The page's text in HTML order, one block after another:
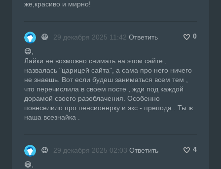
же,красиво и мирно!
😃 29 декабря 2025 11:42 Ответить
0
😉
Лайки не возможно снимать на этом сайте ,
назвалась "царицей сайта", а сама про него ничего
не знаешь. Вот если будеш заниматься всем тем ,
что перечислила в своем посте , жди под каждой
дорамой своего разоблачения. Особенно
повеселило про пенсионерку и экс - препода . Ты ж
наша всезнайка .
😉 29 декабря 2025 02:03 Ответить
4
😃